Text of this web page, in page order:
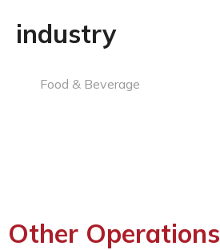
industry
Food & Beverage
Other Operations